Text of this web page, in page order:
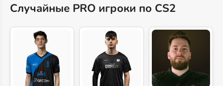
Случайные PRO игроки по CS2